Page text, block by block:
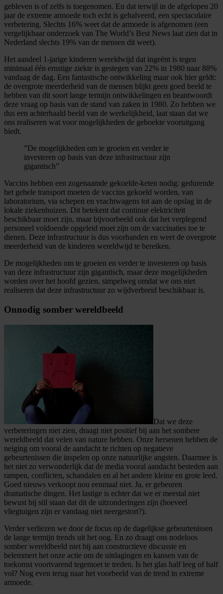
gebleven is of zelfs is toegenomen. En dat terwijl in de afgelopen 20
jaar de extreme armoede toch echt is gehalveerd, een spectaculaire
verbetering. Slechts 16% weet dat de armoede is afgenomen (een
vergelijkbaar onderzoek van The World’s Best News laat zien dat in
Nederland slechts 19% van de mensen dit weet).
Het aandeel 1-jarige kinderen wereldwijd dat ingeënt is tegen
minimaal één ernstige ziekte is gestegen van 22% in 1980 naar 88%
vandaag de dag. Een fantastische ontwikkeling maar ook hier geldt:
de overgrote meerderheid van de mensen blijkt geen goed beeld te
hebben van dit soort lange termijn ontwikkelingen en beantwoordt
deze vraag op basis van de stand van zaken in 1980. Zo hebben we
dus een achterhaald beeld van de werkelijkheid, laat staan dat we
ons realiseren wat voor mogelijkheden de geboekte vooruitgang
biedt.
”De mogelijkheden om te groeien en verder te
investeren op basis van deze infrastructuur zijn
gigantisch”
Vaccins hebben een zogenaamde gekoelde-keten nodig: gedurende
het gehele transport moeten de vaccins gekoeld worden, van
laboratorium, via schepen en vrachtwagens tot aan de opslag in de
lokale ziekenhuizen. Dit betekent dat continue elektriciteit
beschikbaar moet zijn, maar bijvoorbeeld ook dat het verplegend
personeel voldoende opgeleid moet zijn om de vaccinaties toe te
dienen. Deze infrastructuur is dus voorhanden en weet de overgrote
meerderheid van de kinderen wereldwijd te bereiken.
De mogelijkheden om te groeien en verder te investeren op basis
van deze infrastructuur zijn gigantisch, maar deze mogelijkheden
worden over het hoofd gezien, simpelweg omdat we ons niet
realiseren dat deze infrastructuur zo wijdverbreid beschikbaar is.
Onnodig somber wereldbeeld
Dat we deze
verbeteringen niet zien, draagt niet positief bij aan het sombere
wereldbeeld dat velen van nature hebben. Onze hersenen hebben de
neiging om vooral de aandacht te richten op negatieve
gebeurtenissen die inspelen op onze natuurlijke angsten. Daarmee is
het niet zo verwonderlijk dat de media vooral aandacht besteden aan
rampen, conflicten, schandalen en al het andere kleine en grote leed.
Goed nieuws verkoopt nou eenmaal niet. Ja, er gebeuren
dramatische dingen. Het lastige is echter dat we er meestal niet
bewust bij stil staan dat dit de uitzonderingen zijn (hoeveel
vliegtuigen zijn er vandaag niet neergestort?).
Verder verliezen we door de focus op de dagelijkse gebeurtenissen
de lange termijn trends uit het oog. En zo draagt ons nodeloos
somber wereldbeeld niet bij aan constructieve discussie en
belemmert het onze actie om de uitdagingen en kansen van de
toekomst voortvarend tegemoet te treden. Is het glas half leeg of half
vol? Nog even terug naar het voorbeeld van de trend in extreme
armoede.